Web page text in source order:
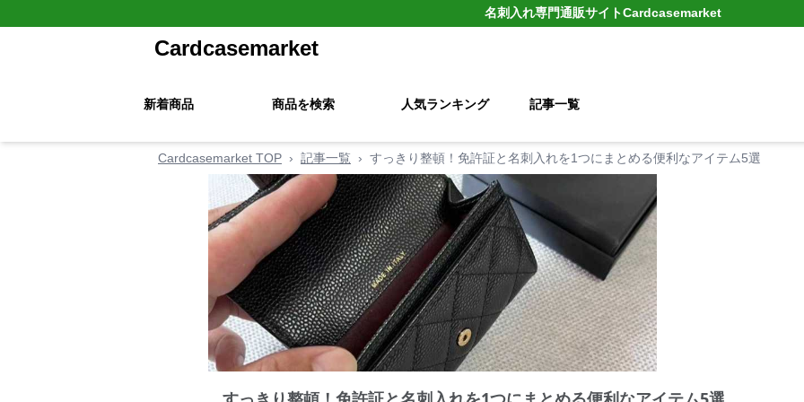
名刺入れ専門通販サイトCardcasemarket
Cardcasemarket
新着商品 商品を検索 人気ランキング 記事一覧
Cardcasemarket TOP › 記事一覧 › すっきり整頓！免許証と名刺入れを1つにまとめる便利なアイテム5選